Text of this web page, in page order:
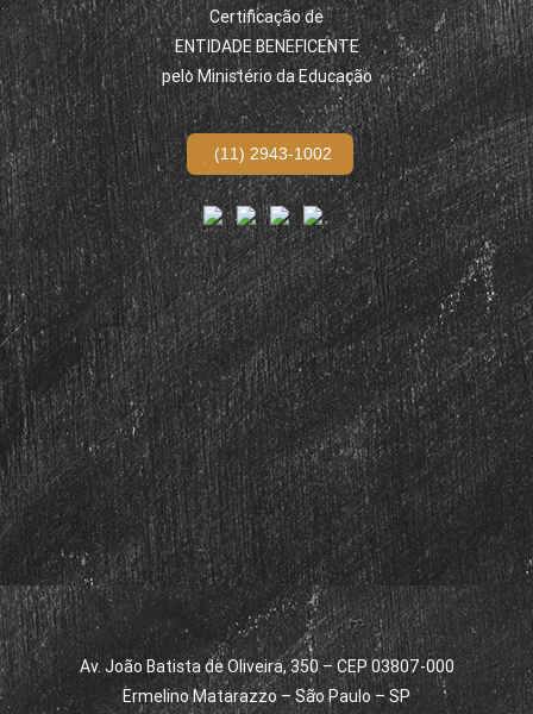
Certificação de
ENTIDADE BENEFICENTE
pelo Ministério da Educação
(11) 2943-1002
Av. João Batista de Oliveira, 350 – CEP 03807-000
Ermelino Matarazzo – São Paulo – SP